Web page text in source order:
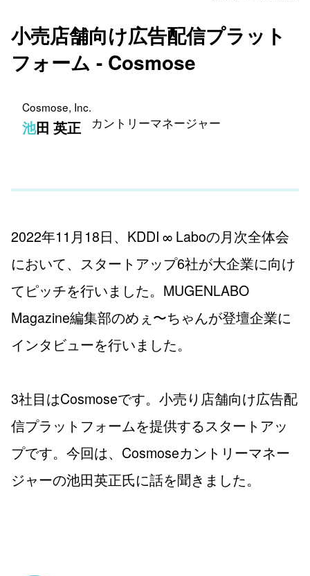
小売店舗向け広告配信プラット
フォーム - Cosmose
Cosmose, Inc.
池田 英正 カントリーマネージャー
2022年11月18日、KDDI ∞ Laboの月次全体会
において、スタートアップ6社が大企業に向け
てピッチを行いました。MUGENLABO
Magazine編集部のめぇ〜ちゃんが登壇企業に
インタビューを行いました。
3社目はCosmoseです。小売り店舗向け広告配
信プラットフォームを提供するスタートアッ
プです。今回は、Cosmoseカントリーマネー
ジャーの池田英正氏に話を聞きました。